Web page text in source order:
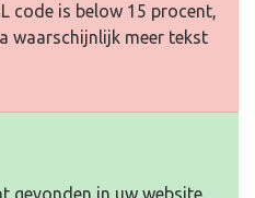
code is below 15 procent,
waarschijnlijk meer tekst
gevonden in uw website.